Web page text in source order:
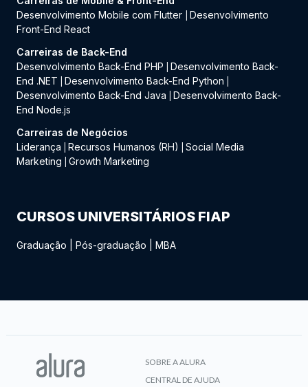
Desenvolvimento Mobile com Flutter
Desenvolvimento
Front-End React
Carreiras de Back-End
Desenvolvimento Back-End PHP
Desenvolvimento Back-
End .NET
Desenvolvimento Back-End Python
Desenvolvimento Back-End Java
Desenvolvimento Back-
End Node.js
Carreiras de Negócios
Liderança
Recursos Humanos (RH)
Social Media
Marketing
Growth Marketing
CURSOS UNIVERSITÁRIOS FIAP
Graduação Pós-graduação MBA
SOBRE A ALURA
CENTRAL DE AJUDA